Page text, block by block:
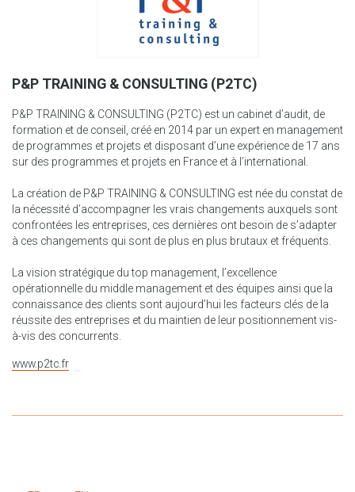
P&P TRAINING & CONSULTING (P2TC)
P&P TRAINING & CONSULTING (P2TC) est un cabinet d’audit, de
formation et de conseil, créé en 2014 par un expert en management
de programmes et projets et disposant d’une expérience de 17 ans
sur des programmes et projets en France et à l’international.
La création de P&P TRAINING & CONSULTING est née du constat de
la nécessité d’accompagner les vrais changements auxquels sont
confrontées les entreprises, ces dernières ont besoin de s’adapter
à ces changements qui sont de plus en plus brutaux et fréquents.
La vision stratégique du top management, l’excellence
opérationnelle du middle management et des équipes ainsi que la
connaissance des clients sont aujourd’hui les facteurs clés de la
réussite des entreprises et du maintien de leur positionnement vis-
à-vis des concurrents.
www.p2tc.fr